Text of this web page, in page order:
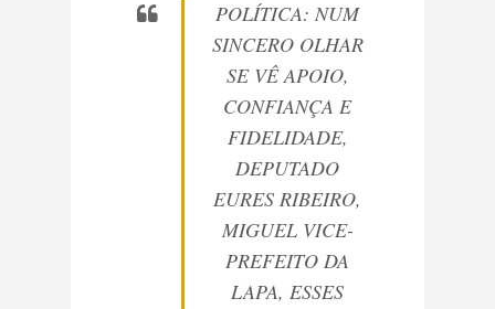
POLÍTICA: NUM
SINCERO OLHAR
SE VÊ APOIO,
CONFIANÇA E
FIDELIDADE,
DEPUTADO
EURES RIBEIRO,
MIGUEL VICE-
PREFEITO DA
LAPA, ESSES